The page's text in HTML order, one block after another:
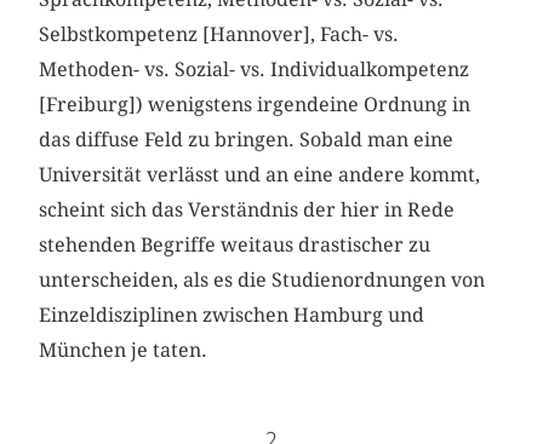
Selbstkompetenz [Hannover], Fach- vs.
Methoden- vs. Sozial- vs. Individualkompetenz
[Freiburg]) wenigstens irgendeine Ordnung in
das diffuse Feld zu bringen. Sobald man eine
Universität verlässt und an eine andere kommt,
scheint sich das Verständnis der hier in Rede
stehenden Begriffe weitaus drastischer zu
unterscheiden, als es die Studienordnungen von
Einzeldisziplinen zwischen Hamburg und
München je taten.